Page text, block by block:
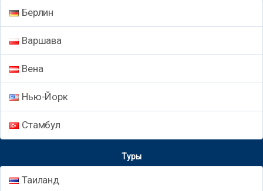
Берлин
Варшава
Вена
Нью-Йорк
Стамбул
Туры
Таиланд